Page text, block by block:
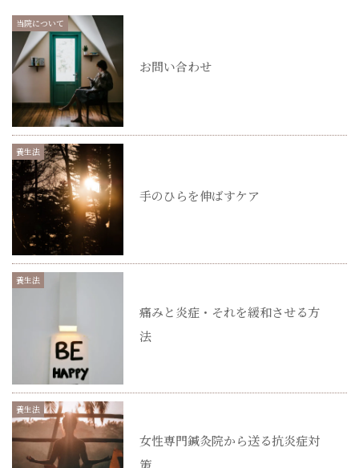
当院について
お問い合わせ
養生法
手のひらを伸ばすケア
養生法
痛みと炎症・それを緩和させる方
法
養生法
女性専門鍼灸院から送る抗炎症対
策